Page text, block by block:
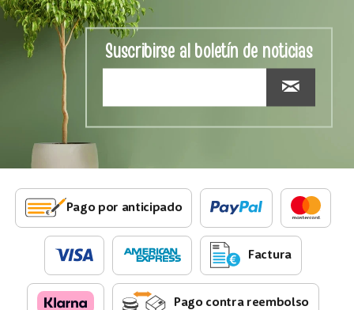
Suscribirse al boletín de noticias
Pago por anticipado
Factura
Pago contra reembolso